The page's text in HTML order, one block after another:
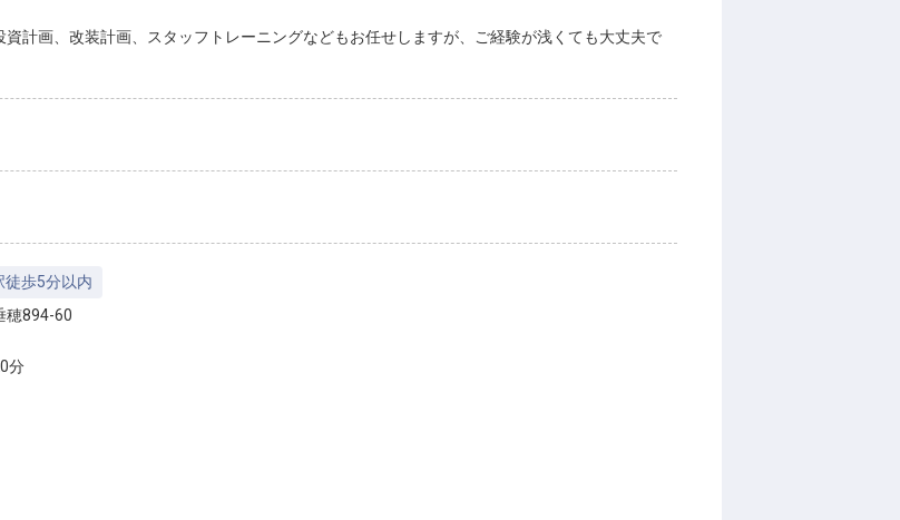
資計画、改装計画、スタッフトレーニングなどもお任せしますが、ご経験が浅くても大丈夫で
徒歩5分以内
穂894-60
分